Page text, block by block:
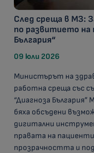
След среща в МЗ:
по развитието на
България“
09 юли 2026
Министърът на
работна среща със
“Диагноза
бяха обсъдени
дигитални
правата на
прозрачността и